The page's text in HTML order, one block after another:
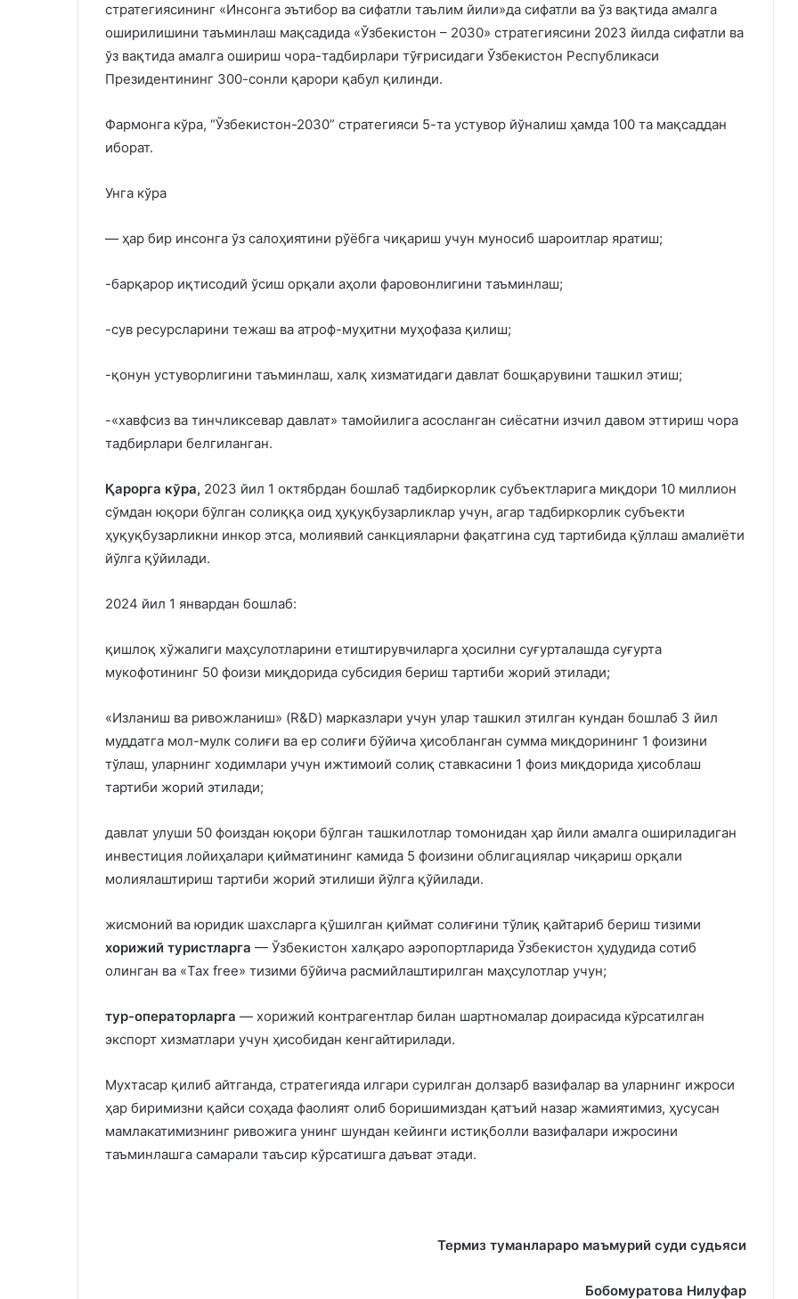
стратегиясининг «Инсонга эътибор ва сифатли таълим йили»да сифатли ва ўз вақтида амалга
оширилишини таъминлаш мақсадида «Ўзбекистон – 2030» стратегиясини 2023 йилда сифатли ва
ўз вақтида амалга ошириш чора-тадбирлари тўғрисидаги Ўзбекистон Республикаси
Президентининг 300-сонли қарори қабул қилинди.
Фармонга кўра, “Ўзбекистон-2030” стратегияси 5-та устувор йўналиш ҳамда 100 та мақсаддан
иборат.
Унга кўра
— ҳар бир инсонга ўз салоҳиятини рўёбга чиқариш учун муносиб шароитлар яратиш;
-барқарор иқтисодий ўсиш орқали аҳоли фаровонлигини таъминлаш;
-сув ресурсларини тежаш ва атроф-муҳитни муҳофаза қилиш;
-қонун устуворлигини таъминлаш, халқ хизматидаги давлат бошқарувини ташкил этиш;
-«хавфсиз ва тинчликсевар давлат» тамойилига асосланган сиёсатни изчил давом эттириш чора
тадбирлари белгиланган.
Қарорга кўра, 2023 йил 1 октябрдан бошлаб тадбиркорлик субъектларига миқдори 10 миллион
сўмдан юқори бўлган солиққа оид ҳуқуқбузарликлар учун, агар тадбиркорлик субъекти
ҳуқуқбузарликни инкор этса, молиявий санкцияларни фақатгина суд тартибида қўллаш амалиёти
йўлга қўйилади.
2024 йил 1 январдан бошлаб:
қишлоқ хўжалиги маҳсулотларини етиштирувчиларга ҳосилни суғурталашда суғурта
мукофотининг 50 фоизи миқдорида субсидия бериш тартиби жорий этилади;
«Изланиш ва ривожланиш» (R&D) марказлари учун улар ташкил этилган кундан бошлаб 3 йил
муддатга мол-мулк солиғи ва ер солиғи бўйича ҳисобланган сумма миқдорининг 1 фоизини
тўлаш, уларнинг ходимлари учун ижтимоий солиқ ставкасини 1 фоиз миқдорида ҳисоблаш
тартиби жорий этилади;
давлат улуши 50 фоиздан юқори бўлган ташкилотлар томонидан ҳар йили амалга ошириладиган
инвестиция лойиҳалари қийматининг камида 5 фоизини облигациялар чиқариш орқали
молиялаштириш тартиби жорий этилиши йўлга қўйилади.
жисмоний ва юридик шахсларга қўшилган қиймат солиғини тўлиқ қайтариб бериш тизими
хорижий туристларга — Ўзбекистон халқаро аэропортларида Ўзбекистон ҳудудида сотиб
олинган ва «Tax free» тизими бўйича расмийлаштирилган маҳсулотлар учун;
тур-операторларга — хорижий контрагентлар билан шартномалар доирасида кўрсатилган
экспорт хизматлари учун ҳисобидан кенгайтирилади.
Мухтасар қилиб айтганда, стратегияда илгари сурилган долзарб вазифалар ва уларнинг ижроси
ҳар биримизни қайси соҳада фаолият олиб боришимиздан қатъий назар жамиятимиз, ҳусусан
мамлакатимизнинг ривожига унинг шундан кейинги истиқболли вазифалари ижросини
таъминлашга самарали таъсир кўрсатишга даъват этади.
Термиз туманлараро маъмурий суди судьяси
Бобомуратова Нилуфар